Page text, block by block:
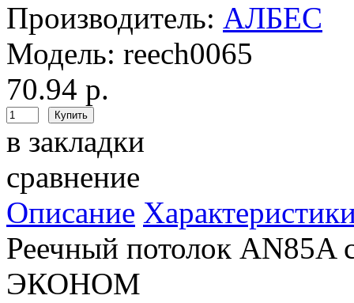
Производитель: АЛБЕС
Модель: reech0065
70.94 р.
в закладки
сравнение
Описание
Реечный потолок AN85A
ЭКОНОМ